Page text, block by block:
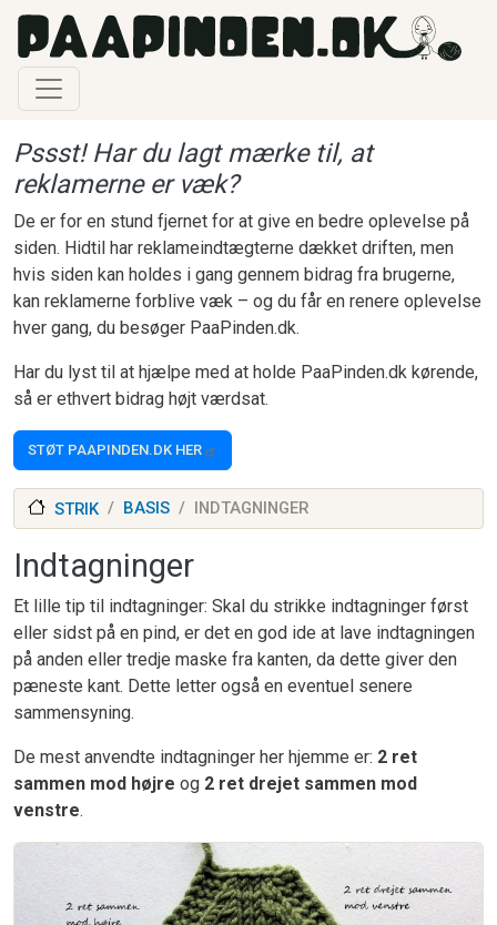
Gå til hovedindhold
Pssst! Har du lagt mærke til, at
reklamerne er væk?
De er for en stund fjernet for at give en bedre oplevelse på
siden. Hidtil har reklameindtægterne dækket driften, men
hvis siden kan holdes i gang gennem bidrag fra brugerne,
kan reklamerne forblive væk – og du får en renere oplevelse
hver gang, du besøger PaaPinden.dk.
Har du lyst til at hjælpe med at holde PaaPinden.dk kørende,
så er ethvert bidrag højt værdsat.
STØT PAAPINDEN.DK HER
STRIK BASIS INDTAGNINGER
Indtagninger
Et lille tip til indtagninger: Skal du strikke indtagninger først
eller sidst på en pind, er det en god ide at lave indtagningen
på anden eller tredje maske fra kanten, da dette giver den
pæneste kant. Dette letter også en eventuel senere
sammensyning.
De mest anvendte indtagninger her hjemme er: 2 ret
sammen mod højre og 2 ret drejet sammen mod
venstre.